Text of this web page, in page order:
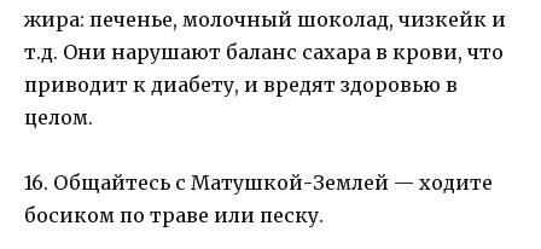
жира: печенье, молочный шоколад, чизкейк и
т.д. Они нарушают баланс сахара в крови, что
приводит к диабету, и вредят здоровью в
целом.
16. Общайтесь с Матушкой-Землей — ходите
босиком по траве или песку.